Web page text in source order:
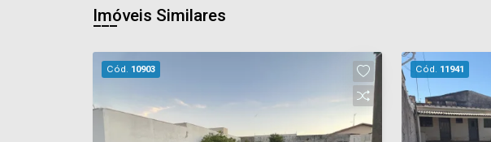
Imóveis Similares
Cód. 10903 Cód. 11941